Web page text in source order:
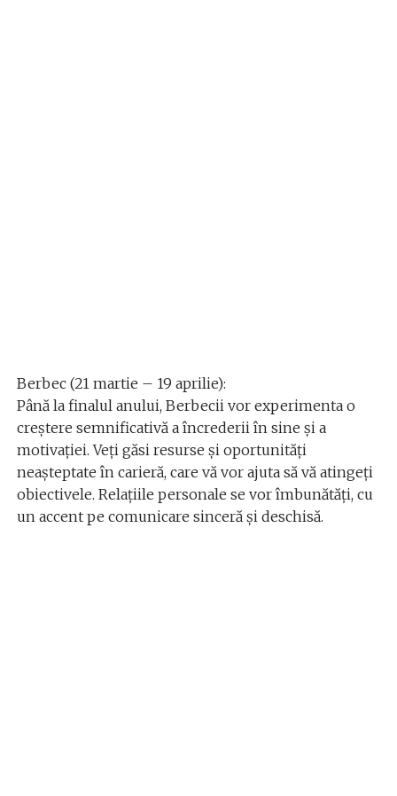
Berbec (21 martie – 19 aprilie):
Până la finalul anului, Berbecii vor experimenta o
creștere semnificativă a încrederii în sine și a
motivației. Veți găsi resurse și oportunități
neașteptate în carieră, care vă vor ajuta să vă atingeți
obiectivele. Relațiile personale se vor îmbunătăți, cu
un accent pe comunicare sinceră și deschisă.